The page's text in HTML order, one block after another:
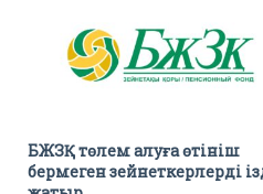
БЖЗҚ төлем алуға өтініш
бермеген зейнеткерлерді